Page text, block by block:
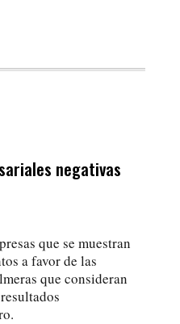
negativas
que se muestran
a favor de las
que consideran